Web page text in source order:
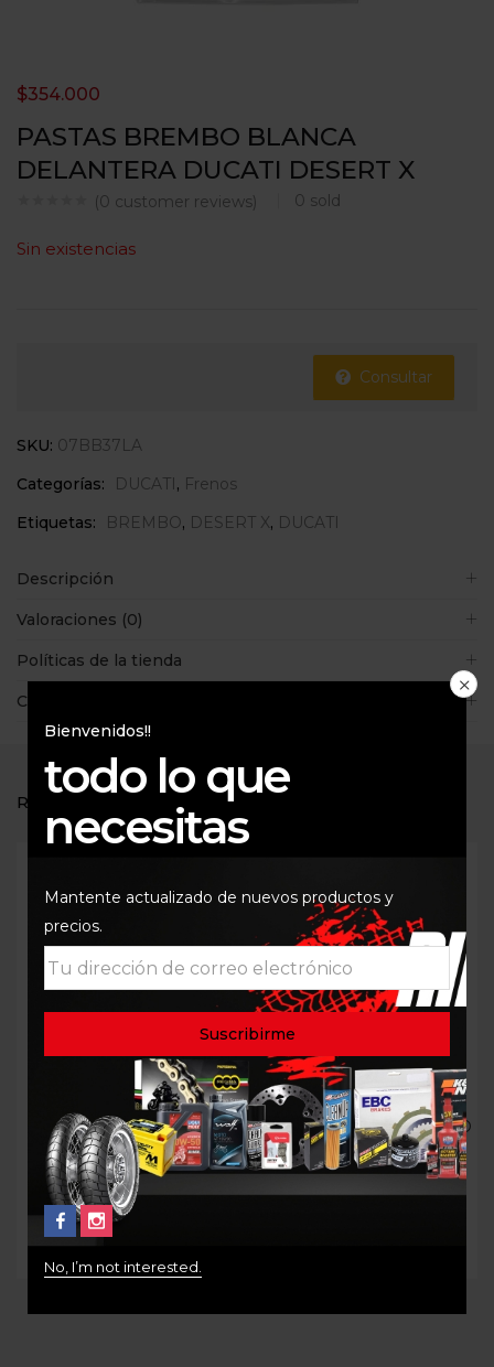
PASTAS BREMBO BLANCA
DELANTERA DUCATI DESERT X
(0 customer reviews) 0 sold
$354.000
Sin existencias
Consultar
SKU: 07BB37LA
Categorías:
DUCATI, Frenos
Etiquetas:
BREMBO, DESERT X, DUCATI
Descripción
Valoraciones (0)
Políticas de la tienda
Consultas
RELATED PRODUCTS
Out Of Stock
Pastillas de freno
sinterizadas BREMBO
07YA23LA
$260.000
Out Of Stock
PASTAS DE FRENO
SINTERIZADAS ROJO
APLICACIONES: TRASERO
DE F700GS 750,
F800GS,F850 C400
S1000RR. YAMAHA
Bienvenidos!!
todo lo que
necesitas
Mantente actualizado de nuevos productos y
precios.
No, I’m not interested.